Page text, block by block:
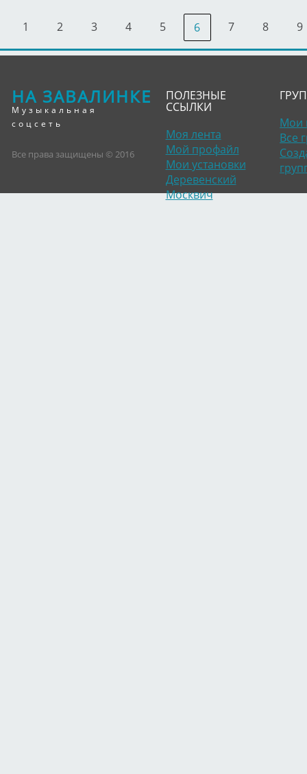
1 2 3 4 5 6 7 8 9
НА ЗАВАЛИНКЕ
Музыкальная
соцсеть
Все права защищены © 2016
ПОЛЕЗНЫЕ
ССЫЛКИ
Моя лента
Мой профайл
Мои установки
Деревенский
Москвич
Мои
Все